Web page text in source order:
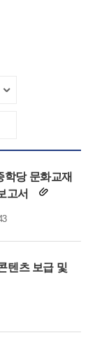
학당 문화교재
고서
텐츠 보급 및